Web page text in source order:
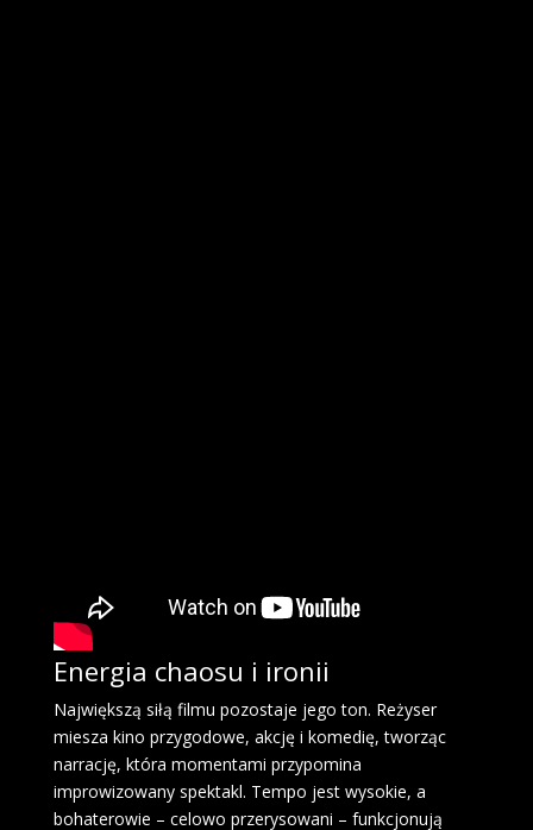
Energia chaosu i ironii
Największą siłą filmu pozostaje jego ton. Reżyser
miesza kino przygodowe, akcję i komedię, tworząc
narrację, która momentami przypomina
improwizowany spektakl. Tempo jest wysokie, a
bohaterowie – celowo przerysowani – funkcjonują